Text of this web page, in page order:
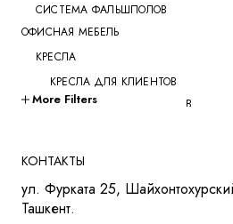
СИСТЕМА ФАЛЬШПОЛОВ
ОФИСНАЯ МЕБЕЛЬ
КРЕСЛА
КРЕСЛА ДЛЯ КЛИЕНТОВ
КРЕСЛА ДЛЯ ПЕРЕГОВОРОВ
КРЕСЛА ДЛЯ ТРЕНИНГОВ
МЯГКАЯ МЕБЕЛЬ
СТОЛЫ
More Filters
КОНТАКТЫ
ул. Фурката 25,
Ташкент.